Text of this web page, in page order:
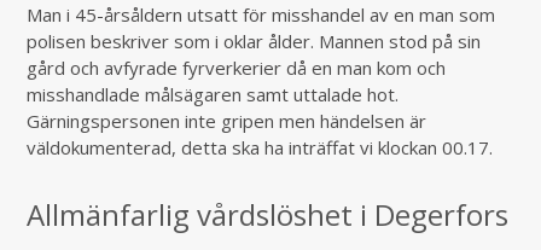
Man i 45-årsåldern utsatt för misshandel av en man som
polisen beskriver som i oklar ålder. Mannen stod på sin
gård och avfyrade fyrverkerier då en man kom och
misshandlade målsägaren samt uttalade hot.
Gärningspersonen inte gripen men händelsen är
väldokumenterad, detta ska ha inträffat vi klockan 00.17.
Allmänfarlig vårdslöshet i Degerfors